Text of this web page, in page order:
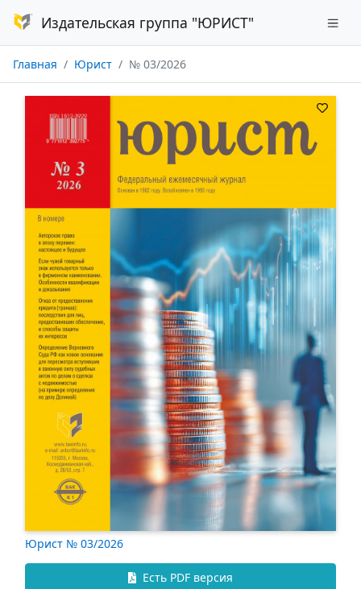
Издательская группа "ЮРИСТ"
Главная Юрист № 03/2026
Юрист № 03/2026
Есть PDF версия